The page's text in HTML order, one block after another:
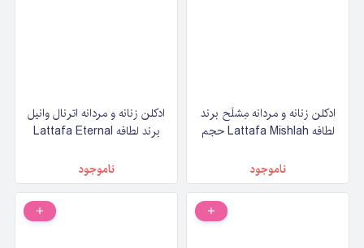
ادکلن زنانه و مردانه مِشلَح برند
لطافه Lattafa Mishlah حجم
ناموجود
ادکلن زنانه و مردانه اترنال وانیل
برند لطافه Lattafa Eternal
ناموجود